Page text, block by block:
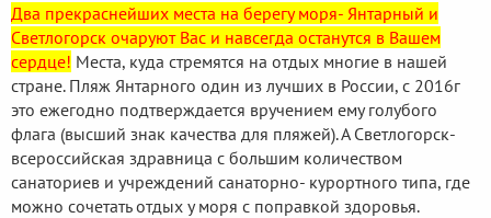
Два прекраснейших места на берегу моря- Янтарный и
Светлогорск очаруют Вас и навсегда останутся в Вашем
сердце! Места, куда стремятся на отдых многие в нашей
стране. Пляж Янтарного один из лучших в России, с 2016г
это ежегодно подтверждается вручением ему голубого
флага (высший знак качества для пляжей). А Светлогорск-
всероссийская здравница с большим количеством
санаториев и учреждений санаторно- курортного типа, где
можно сочетать отдых у моря с поправкой здоровья.